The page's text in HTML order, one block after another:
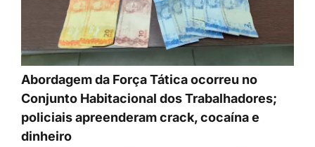
Abordagem da Força Tática ocorreu no
Conjunto Habitacional dos Trabalhadores;
policiais apreenderam crack, cocaína e
dinheiro